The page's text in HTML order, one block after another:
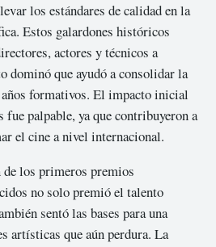
los estándares de calidad en la
Estos galardones históricos
actores y técnicos a
dominó que ayudó a consolidar la
formativos. El impacto inicial
fue palpable, ya que contribuyeron a
el cine a nivel internacional.
los primeros premios
no solo premió el talento
sentó las bases para una
artísticas que aún perdura. La